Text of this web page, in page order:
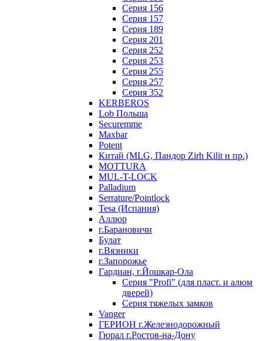
Серия 156
Серия 157
Серия 189
Серия 201
Серия 252
Серия 253
Серия 255
Серия 257
Серия 352
KERBEROS
Lob Польша
Securemme
Maxbar
Potent
Китай (MLG, Пандор Zirh Kilit и пр.)
MOTTURA
MUL-T-LOCK
Palladium
Serrature/Pointlock
Tesa (Испания)
Аллюр
г.Барановичи
Булат
г.Вязники
г.Запорожье
Гардиан, г.Йошкар-Ола
Серия "Profi" (для пласт. и алюм
дверей)
Серия тяжелых замков
Vanger
ГЕРИОН г.Железнодорожный
Гюрал г.Ростов-на-Дону